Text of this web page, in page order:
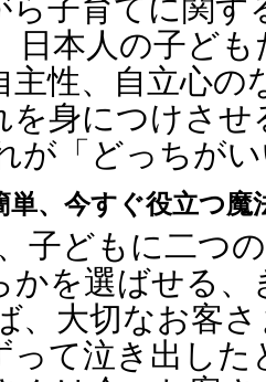
ら子育てに関す
日本人の子ど
主性、自立心の
を身につけさせ
が「どっちが
、今すぐ役立つ魔
子どもに二つ
かを選ばせる
、大切なお客
って泣き出した